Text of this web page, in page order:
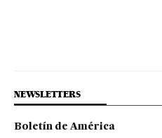
NEWSLETTERS
Boletín de América